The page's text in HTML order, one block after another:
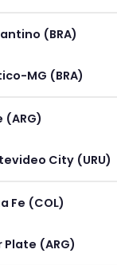
(BRA)
MG (BRA)
(ARG)
City (URU)
Fe (COL)
Plate (ARG)